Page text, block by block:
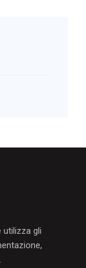
utilizza gli